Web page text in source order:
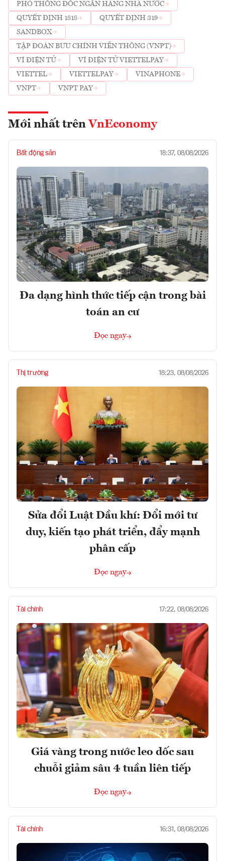
PHÓ THỐNG ĐỐC NGÂN HÀNG NHÀ NƯỚC
QUYẾT ĐỊNH 1818
QUYẾT ĐỊNH 319
SANDBOX
TẬP ĐOÀN BƯU CHÍNH VIỄN THÔNG (VNPT)
VÍ ĐIỆN TỬ
VÍ ĐIỆN TỬ VIETTELPAY
VIETTEL
VIETTELPAY
VINAPHONE
VNPT
VNPT PAY
Mới nhất trên VnEconomy
Bất động sản 18:37, 08/08/2026
Đa dạng hình thức tiếp cận trong bài
toán an cư
Đọc ngay
Thị trường 18:23, 08/08/2026
Sửa đổi Luật Dầu khí: Đổi mới tư
duy, kiến tạo phát triển, đẩy mạnh
phân cấp
Đọc ngay
Tài chính 17:22, 08/08/2026
Giá vàng trong nước leo dốc sau
chuỗi giảm sâu 4 tuần liên tiếp
Đọc ngay
Tài chính 16:31, 08/08/2026